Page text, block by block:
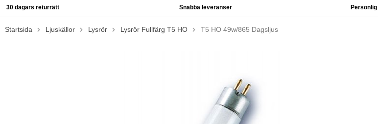
30 dagars returrätt Snabba leveranser
Startsida Ljuskällor Lysrör Lysrör Fullfärg T5 HO T5 HO 49w/865 Dagsljus